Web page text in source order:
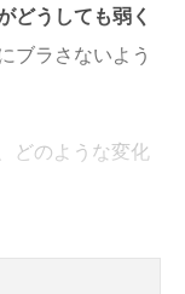
どうしても弱く
ブラさないよう
どのような変化